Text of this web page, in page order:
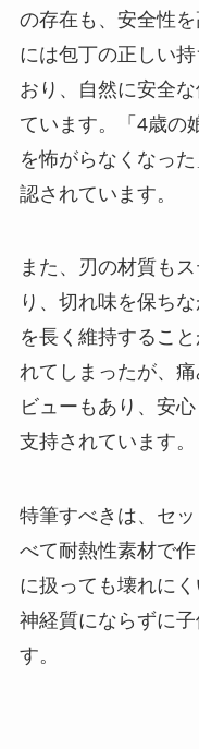
の存在も、安全性
には包丁の正しい
おり、自然に安全
ています。「4歳の
を怖がらなくなっ
認されています。
また、刃の材質も
り、切れ味を保ち
を長く維持するこ
れてしまったが、
ビューもあり、安
支持されています。
特筆すべきは、セ
べて耐熱性素材で
に扱っても壊れに
神経質にならずに
す。